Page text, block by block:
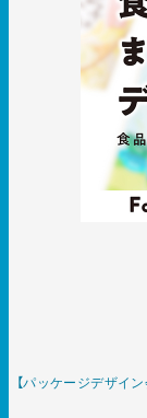
【パッケージデザイ